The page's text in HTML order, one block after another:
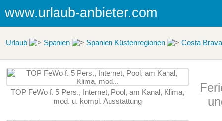
www.urlaub-anbieter.com
Urlaub Spanien Spanien Küstenregionen Costa Brava
TOP FeWo f. 5 Pers., Internet, Pool, am Kanal, Klima,
mod. u. kompl. Ausstattung